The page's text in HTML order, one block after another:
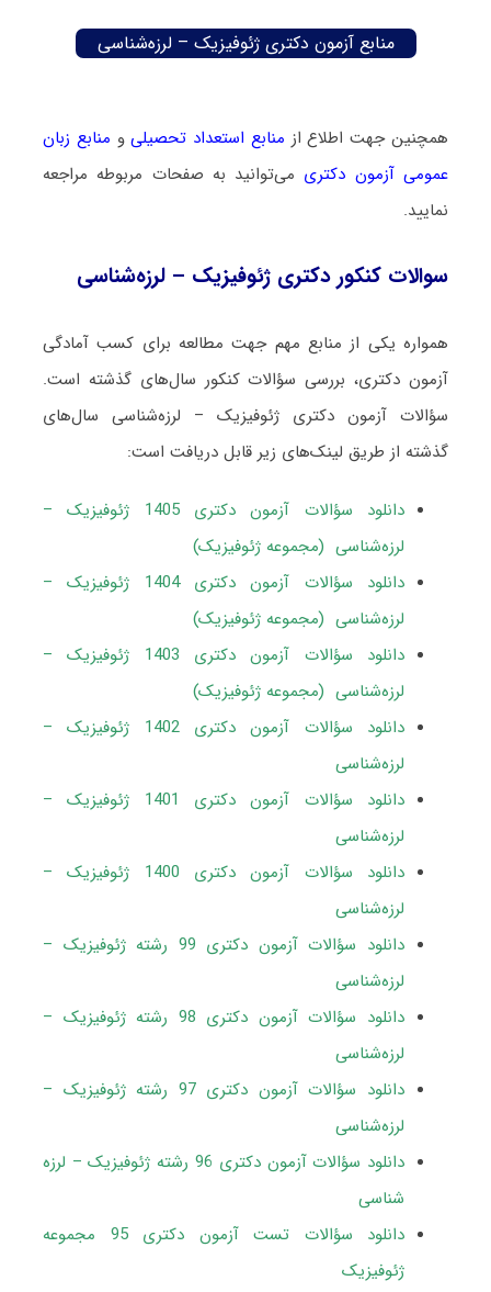
منابع آزمون دکتری ژئوفیزیک – لرزه‌شناسی
همچنین جهت اطلاع از منابع استعداد تحصیلیو منابع زبان
عمومی آزمون دکتری می‌توانید به صفحات مربوطه مراجعه
نمایید.
سوالات کنکور دکتری ژئوفیزیک – لرزه‌شناسی
همواره یکی از منابع مهم جهت مطالعه برای کسب آمادگی
آزمون دکتری، بررسی سؤالات کنکور سال‌های گذشته است.
سؤالات آزمون دکتری ژئوفیزیک – لرزه‌شناسی سال‌های
گذشته از طریق لینک‌های زیر قابل دریافت است:
دانلود سؤالات آزمون دکتری 1405 ژئوفیزیک –
لرزه‌شناسی (مجموعه ژئوفیزیک)
دانلود سؤالات آزمون دکتری 1404 ژئوفیزیک –
لرزه‌شناسی (مجموعه ژئوفیزیک)
دانلود سؤالات آزمون دکتری 1403 ژئوفیزیک –
لرزه‌شناسی (مجموعه ژئوفیزیک)
دانلود سؤالات آزمون دکتری 1402 ژئوفیزیک –
لرزه‌شناسی
دانلود سؤالات آزمون دکتری 1401 ژئوفیزیک –
لرزه‌شناسی
دانلود سؤالات آزمون دکتری 1400 ژئوفیزیک –
لرزه‌شناسی
دانلود سؤالات آزمون دکتری 99 رشته ژئوفیزیک –
لرزه‌شناسی
دانلود سؤالات آزمون دکتری 98 رشته ژئوفیزیک –
لرزه‌شناسی
دانلود سؤالات آزمون دکتری 97 رشته ژئوفیزیک –
لرزه‌‌شناسی
دانلود سؤالات آزمون دکتری 96 رشته ژئوفیزیک – لرزه
شناسی
دانلود سؤالات تست آزمون دکتری 95 مجموعه
ژئوفیزیک